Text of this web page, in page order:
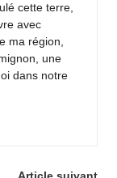
cette terre,
avec
ma région,
une
dans notre